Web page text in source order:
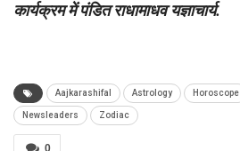
कार्यक्रम में पंडित राधामाधव यज्ञाचार्य.
Aajkarashifal Astrology Horoscope
Newsleaders Zodiac